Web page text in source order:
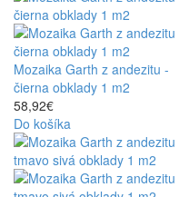
Mozaika Garth z andezitu -
čierna obklady 1 m2
58,92€
Do košíka